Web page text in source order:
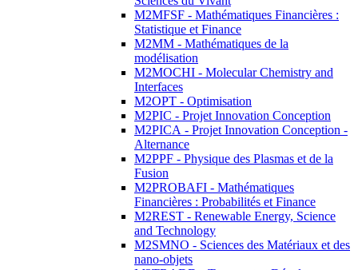
M2MFSF - Mathématiques Financières :
Statistique et Finance
M2MM - Mathématiques de la
modélisation
M2MOCHI - Molecular Chemistry and
Interfaces
M2OPT - Optimisation
M2PIC - Projet Innovation Conception
M2PICA - Projet Innovation Conception -
Alternance
M2PPF - Physique des Plasmas et de la
Fusion
M2PROBAFI - Mathématiques
Financières : Probabilités et Finance
M2REST - Renewable Energy, Science
and Technology
M2SMNO - Sciences des Matériaux et des
nano-objets